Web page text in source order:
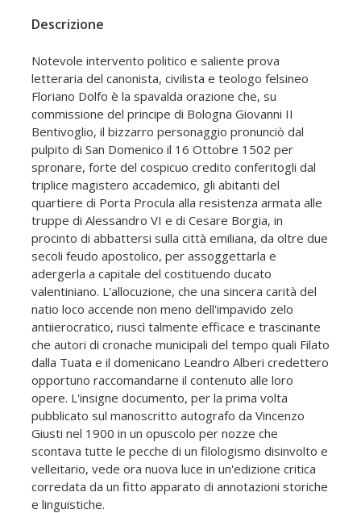
Descrizione
Notevole intervento politico e saliente prova
letteraria del canonista, civilista e teologo felsineo
Floriano Dolfo è la spavalda orazione che, su
commissione del principe di Bologna Giovanni II
Bentivoglio, il bizzarro personaggio pronunciò dal
pulpito di San Domenico il 16 Ottobre 1502 per
spronare, forte del cospicuo credito conferitogli dal
triplice magistero accademico, gli abitanti del
quartiere di Porta Procula alla resistenza armata alle
truppe di Alessandro VI e di Cesare Borgia, in
procinto di abbattersi sulla città emiliana, da oltre due
secoli feudo apostolico, per assoggettarla e
adergerla a capitale del costituendo ducato
valentiniano. L'allocuzione, che una sincera carità del
natio loco accende non meno dell'impavido zelo
antiierocratico, riuscì talmente efficace e trascinante
che autori di cronache municipali del tempo quali Filato
dalla Tuata e il domenicano Leandro Alberi credettero
opportuno raccomandarne il contenuto alle loro
opere. L'insigne documento, per la prima volta
pubblicato sul manoscritto autografo da Vincenzo
Giusti nel 1900 in un opuscolo per nozze che
scontava tutte le pecche di un filologismo disinvolto e
velleitario, vede ora nuova luce in un'edizione critica
corredata da un fitto apparato di annotazioni storiche
e linguistiche.